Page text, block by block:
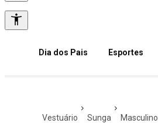
Dia dos Pais Esportes
vestuário sunga masculino